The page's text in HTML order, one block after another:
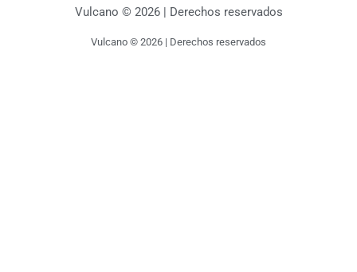
Vulcano © 2026 | Derechos reservados
Vulcano © 2026 | Derechos reservados